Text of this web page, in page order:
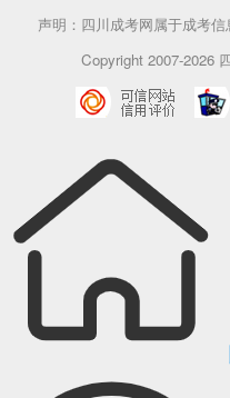
声明：四川成考网属于成考
Copyright 2007-2026